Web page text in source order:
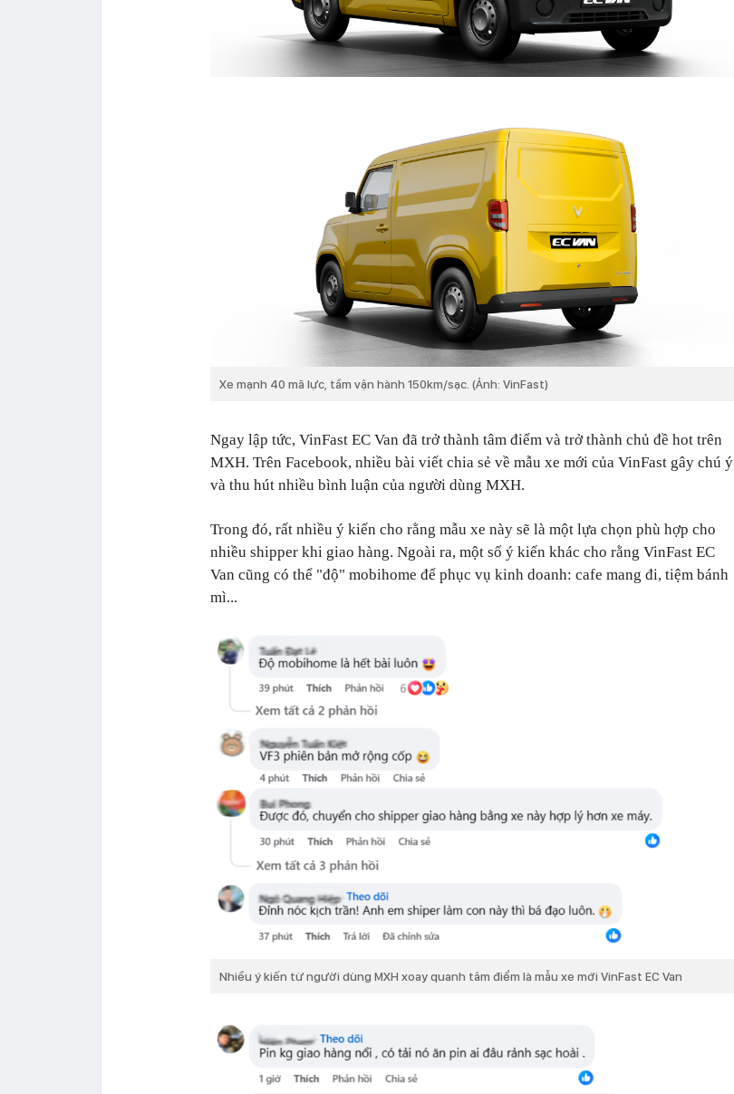
Xe mạnh 40 mã lực, tầm vận hành 150km/sạc. (Ảnh: VinFast)
Ngay lập tức, VinFast EC Van đã trở thành tâm điểm và trở thành chủ đề hot trên
MXH. Trên Facebook, nhiều bài viết chia sẻ về mẫu xe mới của VinFast gây chú ý
và thu hút nhiều bình luận của người dùng MXH.
Trong đó, rất nhiều ý kiến cho rằng mẫu xe này sẽ là một lựa chọn phù hợp cho
nhiều shipper khi giao hàng. Ngoài ra, một số ý kiến khác cho rằng VinFast EC
Van cũng có thể "độ" mobihome để phục vụ kinh doanh: cafe mang đi, tiệm bánh
mì...
Nhiều ý kiến từ người dùng MXH xoay quanh tâm điểm là mẫu xe mới VinFast EC Van